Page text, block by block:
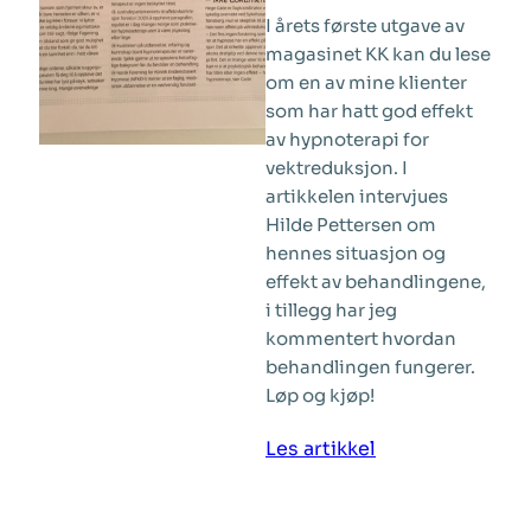
I årets første utgave av
magasinet KK kan du lese
om en av mine klienter
som har hatt god effekt
av hypnoterapi for
vektreduksjon. I
artikkelen intervjues
Hilde Pettersen om
hennes situasjon og
effekt av behandlingene,
i tillegg har jeg
kommentert hvordan
behandlingen fungerer.
Løp og kjøp!
Les artikkel